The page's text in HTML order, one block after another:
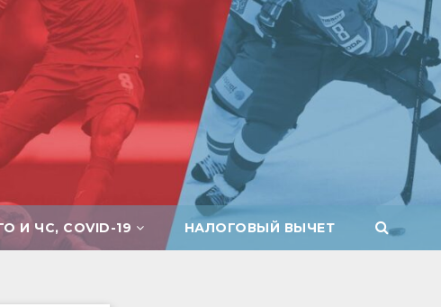
И ЧС, COVID-19 НАЛОГОВЫЙ ВЫЧЕТ